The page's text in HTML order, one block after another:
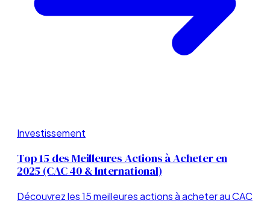
Investissement
Top 15 des Meilleures Actions à Acheter en
2025 (CAC 40 & International)
Découvrez les 15 meilleures actions à acheter au CAC